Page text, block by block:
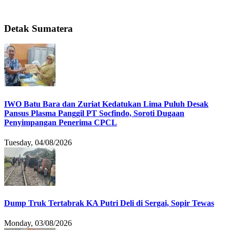
Detak Sumatera
IWO Batu Bara dan Zuriat Kedatukan Lima Puluh Desak
Pansus Plasma Panggil PT Socfindo, Soroti Dugaan
Penyimpangan Penerima CPCL
Tuesday, 04/08/2026
Dump Truk Tertabrak KA Putri Deli di Sergai, Sopir Tewas
Monday, 03/08/2026